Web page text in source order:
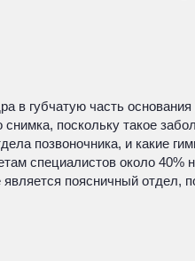
губчатую часть
поскольку такое
позвоночника, и какие
специалистов около
поясничный отдел,